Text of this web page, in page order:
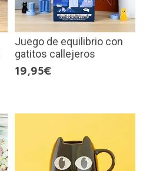
Juego de equilibrio con
gatitos callejeros
19,95€